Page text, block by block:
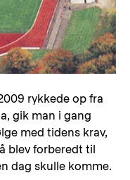
rykkede op fra
gik man i gang
med tidens krav,
blev forberedt til
dag skulle komme.